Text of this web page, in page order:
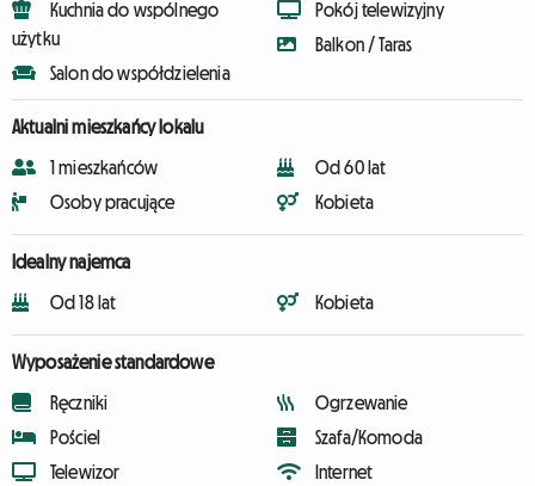
Kuchnia do wspólnego
użytku
Salon do współdzielenia
Pokój telewizyjny
Balkon / Taras
Aktualni mieszkańcy lokalu
1 mieszkańców
Osoby pracujące
Od 60 lat
Kobieta
Idealny najemca
Od 18 lat Kobieta
Wyposażenie standardowe
Ręczniki
Pościel
Telewizor
Ogrzewanie
Szafa/Komoda
Internet